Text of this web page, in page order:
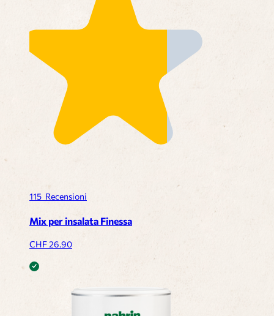
115 Recensioni
Mix per insalata Finessa
CHF26.90